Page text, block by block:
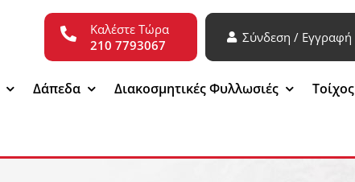
Καλέστε Τώρα
210 7793067
Σύνδεση / Εγγραφή
Δάπεδα Διακοσμητικές Φυλλωσιές Τοίχος